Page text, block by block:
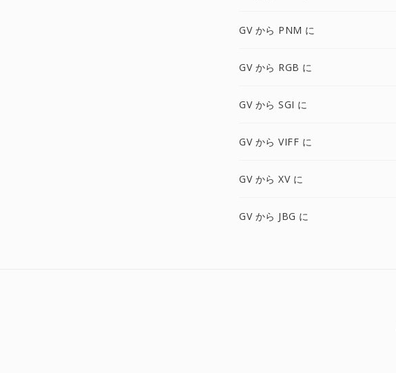
GV から PNM に
GV から RGB に
GV から SGI に
GV から VIFF に
GV から XV に
GV から JBG に